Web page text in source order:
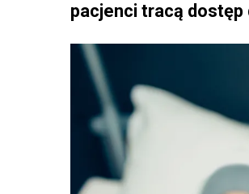
pacjenci tracą dostęp